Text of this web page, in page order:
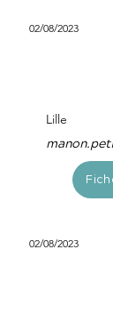
02/08/2023
Lille
02/08/2023